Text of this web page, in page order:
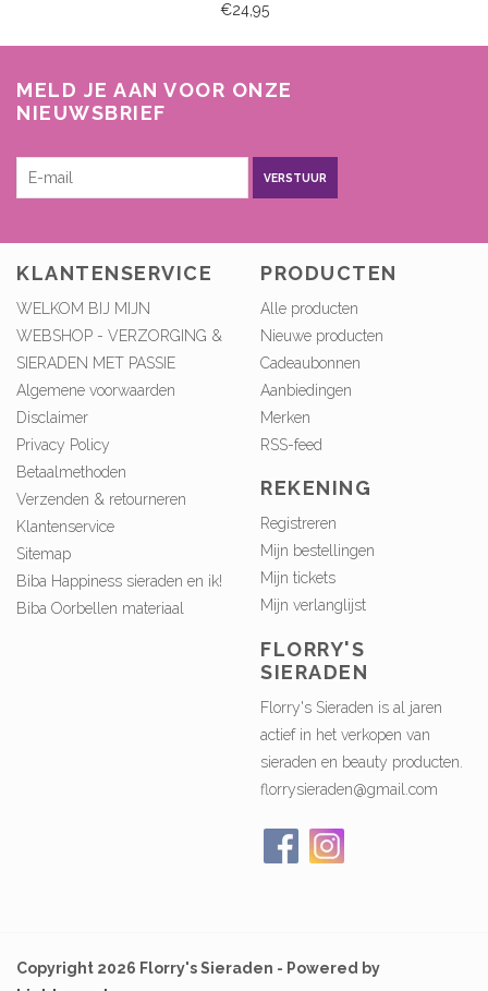
€24,95
MELD JE AAN VOOR ONZE
NIEUWSBRIEF
VERSTUUR
KLANTENSERVICE
WELKOM BIJ MIJN
WEBSHOP - VERZORGING &
SIERADEN MET PASSIE
Algemene voorwaarden
Disclaimer
Privacy Policy
Betaalmethoden
Verzenden & retourneren
Klantenservice
Sitemap
Biba Happiness sieraden en ik!
Biba Oorbellen materiaal
PRODUCTEN
Alle producten
Nieuwe producten
Cadeaubonnen
Aanbiedingen
Merken
RSS-feed
REKENING
Registreren
Mijn bestellingen
Mijn tickets
Mijn verlanglijst
FLORRY'S
SIERADEN
Florry's Sieraden is al jaren
actief in het verkopen van
sieraden en beauty producten.
florrysieraden@gmail.com
Copyright 2026 Florry's Sieraden - Powered by